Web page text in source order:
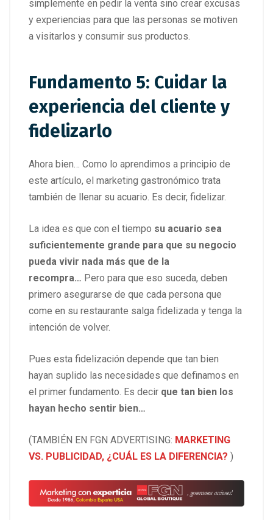
simplemente en pedir la venta sino crear excusas
y experiencias para que las personas se motiven
a visitarlos y consumir sus productos.
Fundamento 5: Cuidar la
experiencia del cliente y
fidelizarlo
Ahora bien… Como lo aprendimos a principio de
este artículo, el marketing gastronómico trata
también de llenar su acuario. Es decir, fidelizar.
La idea es que con el tiempo su acuario sea
suficientemente grande para que su negocio
pueda vivir nada más que de la
recompra… Pero para que eso suceda, deben
primero asegurarse de que cada persona que
come en su restaurante salga fidelizada y tenga la
intención de volver.
Pues esta fidelización depende que tan bien
hayan suplido las necesidades que definamos en
el primer fundamento. Es decir que tan bien los
hayan hecho sentir bien…
(TAMBIÉN EN FGN ADVERTISING: MARKETING
VS. PUBLICIDAD, ¿CUÁL ES LA DIFERENCIA? )